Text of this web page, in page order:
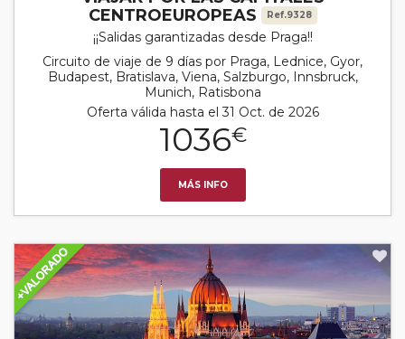
CENTROEUROPEAS
Ref.9328
¡¡Salidas garantizadas desde Praga!!
Circuito de viaje de 9 días por Praga, Lednice, Gyor,
Budapest, Bratislava, Viena, Salzburgo, Innsbruck,
Munich, Ratisbona
Oferta válida hasta el 31 Oct. de 2026
1036€
MÁS INFO